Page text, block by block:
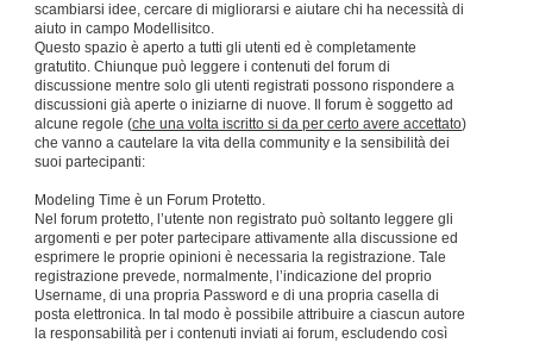
scambiarsi idee, cercare di migliorarsi e aiutare chi ha necessità di
aiuto in campo Modellisitco.
Questo spazio è aperto a tutti gli utenti ed è completamente
gratutito. Chiunque può leggere i contenuti del forum di
discussione mentre solo gli utenti registrati possono rispondere a
discussioni già aperte o iniziarne di nuove. Il forum è soggetto ad
alcune regole (che una volta iscritto si da per certo avere accettato)
che vanno a cautelare la vita della community e la sensibilità dei
suoi partecipanti:
Modeling Time è un Forum Protetto.
Nel forum protetto, l’utente non registrato può soltanto leggere gli
argomenti e per poter partecipare attivamente alla discussione ed
esprimere le proprie opinioni è necessaria la registrazione. Tale
registrazione prevede, normalmente, l’indicazione del proprio
Username, di una propria Password e di una propria casella di
posta elettronica. In tal modo è possibile attribuire a ciascun autore
la responsabilità per i contenuti inviati ai forum, escludendo così